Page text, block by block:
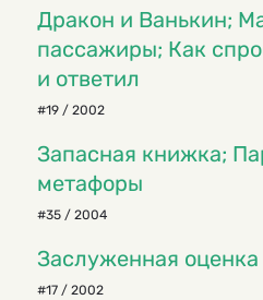
Дракон и Ванькин;
пассажиры; Как
и ответил
#19 / 2002
Запасная книжка;
метафоры
#35 / 2004
Заслуженная оценка
#17 / 2002